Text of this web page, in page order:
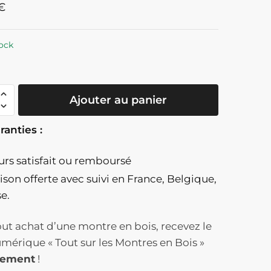
Ajouter au panier
:
satisfait ou remboursé
offerte avec suivi en France, Belgique,
achat d’une montre en bois, recevez le
« Tout sur les Montres en Bois »
!